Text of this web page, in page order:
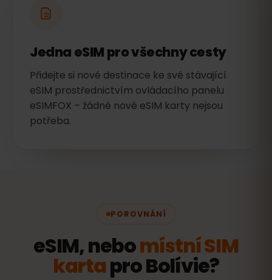
Jedna eSIM pro všechny cesty
Přidejte si nové destinace ke své stávající
eSIM prostřednictvím ovládacího panelu
eSIMFOX – žádné nové eSIM karty nejsou
potřeba.
POROVNÁNÍ
eSIM, nebomístní SIM
kartapro Bolívie?